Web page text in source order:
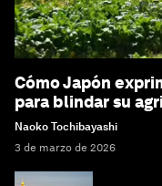
Cómo Japón
para blindar su
Naoko Tochibayashi
3 de marzo de 2026